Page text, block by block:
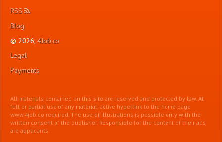
RSS
Blog
© 2026, 4Job.co
Legal
Payments
All materials contained on this site are reserved and protected by law. At
full or partial use of any material, active hyperlink to the home page
www.4job.co required. The use of illustrations is possible only with the
written consent of the publisher. Responsible for the content of their ads
are applicants.